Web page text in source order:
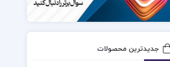
جدیدترین محصولات